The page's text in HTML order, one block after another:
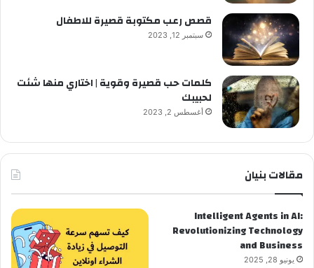
قصص رعب مكتوبة قصيرة للاطفال
سبتمبر 12, 2023
كلمات حب قصيرة وقوية | اختاري منها شئت
لحبيبك
أغسطس 2, 2023
مقالات بنيان
Intelligent Agents in AI:
Revolutionizing Technology
and Business
يونيو 28, 2025